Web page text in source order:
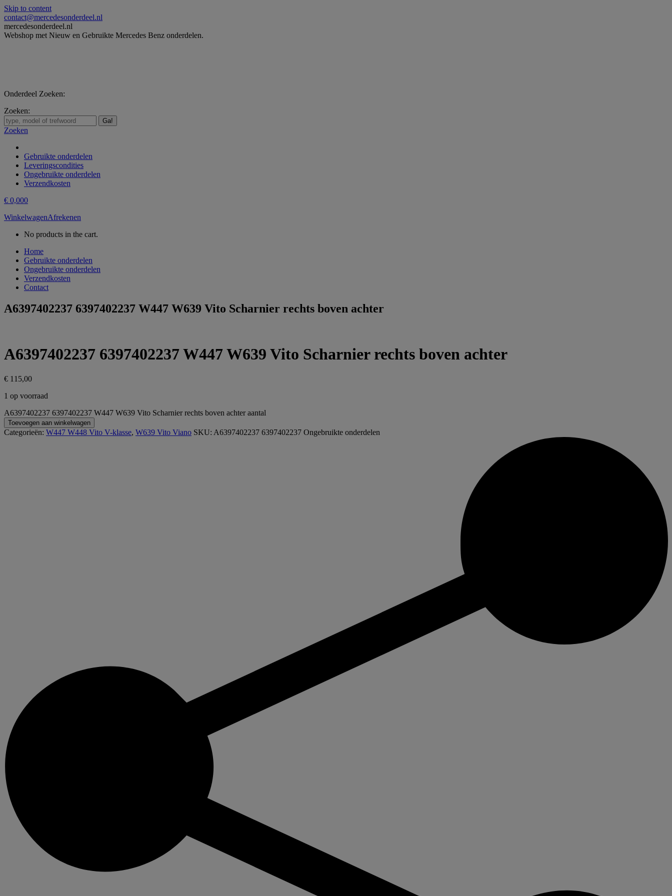
Skip to content
contact@mercedesonderdeel.nl
mercedesonderdeel.nl
Webshop met Nieuw en Gebruikte Mercedes Benz onderdelen.
Onderdeel Zoeken:
Zoeken:
Zoeken
Gebruikte onderdelen
Leveringscondities
Ongebruikte onderdelen
Verzendkosten
€ 0,000
WinkelwagenAfrekenen
No products in the cart.
Home
Gebruikte onderdelen
Ongebruikte onderdelen
Verzendkosten
Contact
A6397402237 6397402237 W447 W639 Vito Scharnier rechts boven achter
A6397402237 6397402237 W447 W639 Vito Scharnier rechts boven achter
€ 115,00
1 op voorraad
A6397402237 6397402237 W447 W639 Vito Scharnier rechts boven achter aantal
Toevoegen aan winkelwagen
Categorieën: W447 W448 Vito V-klasse, W639 Vito Viano SKU: A6397402237 6397402237 Ongebruikte onderdelen